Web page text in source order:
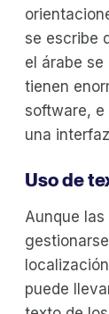
se escribe
el árabe
tienen
software, e
una
Uso de
Aunque
puede